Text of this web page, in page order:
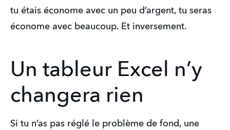
tu étais économe avec un peu d’argent, tu seras
économe avec beaucoup. Et inversement.
Un tableur Excel n’y
changera rien
Si tu n’as pas réglé le problème de fond, une